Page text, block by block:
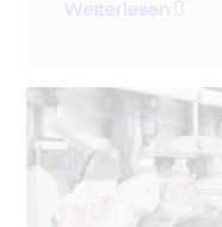
Weiterlesen